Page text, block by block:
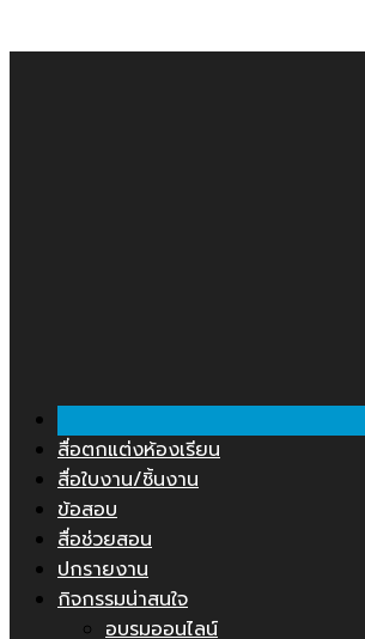
to
สื่อตกแต่งห้องเรียน
สื่อใบงาน/ชิ้นงาน
ข้อสอบ
สื่อช่วยสอน
ปกรายงาน
กิจกรรมน่าสนใจ
อบรมออนไลน์